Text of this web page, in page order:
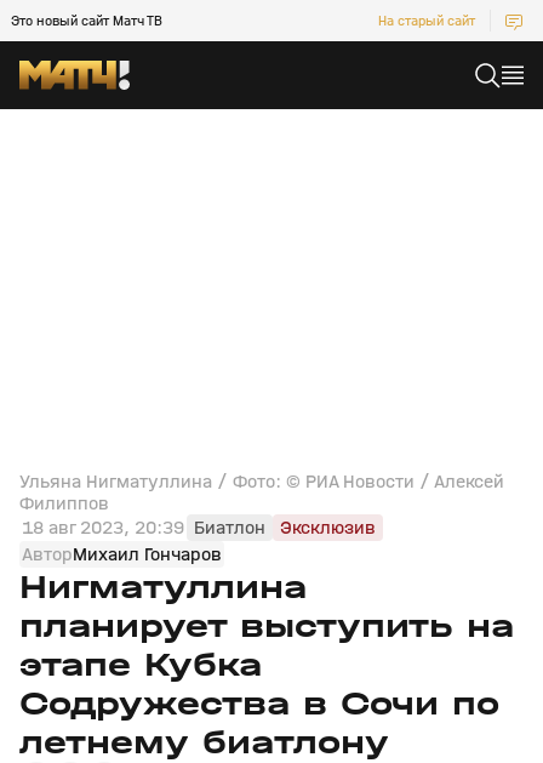
Это новый сайт Матч ТВ На старый сайт
Ульяна Нигматуллина / Фото: © РИА Новости / Алексей
Филиппов
18 авг 2023, 20:39 Биатлон
Эксклюзив
АвторМихаил Гончаров
Нигматуллина
планирует выступить на
этапе Кубка
Содружества в Сочи по
летнему биатлону